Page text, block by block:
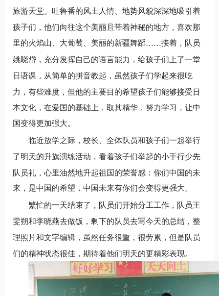
旅游天堂。吐鲁番的风土人情、地势风貌深深地吸引着
孩子们，他们向往这个美丽且带着神秘的地方，喜欢那
里的火焰山、大葡萄、美丽的新疆舞蹈……接着，队员
姚晓岱，充分发挥自己的语言能力，给孩子们上了一堂
日语课，从简单的拼音教起，虽然孩子们学起来很吃
力，有些难度，但他的主要目的希望孩子们能够接受日
本文化，在爱国的基础上，取其精华，努力学习，让中
国变得更加强大。
临近放学之际，校长、全体队员和孩子们一起举行
了明天的升旗演练活动，看着孩子们举起的小手行少先
队员礼，心里油然地升起祖国的荣誉感：你们中国的未
来，是中国的希望，中国未来有你们会变得更强大。
繁忙的一天结束了，队员们开始分工工作，队员王
雯朔和李晓燕去做饭，剩下的队员去写今天的总结，整
理照片和文字编辑，虽然任务很重，很劳累，但是队员
们的精神状态很佳，期待着他们明天的更精彩表现。